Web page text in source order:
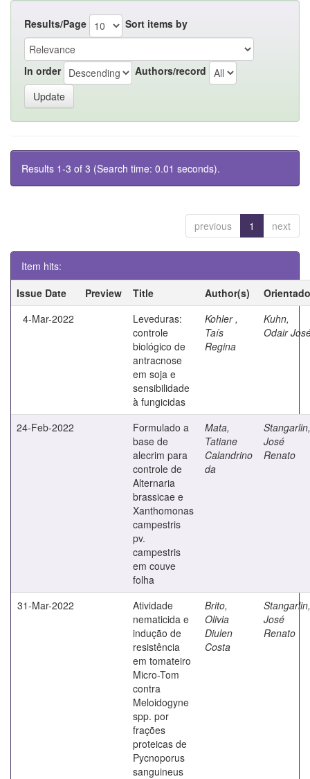
Results/Page Sort items by
In order Authors/record
Results 1-3 of 3 (Search time: 0.01 seconds).
previous 1 next
Item hits:
Issue Date
Preview Title Author(s)
4-Mar-2022
Leveduras:
controle
biológico de
antracnose
em soja e
sensibilidade
à fungicidas
Kohler ,
Taís
Regina
Kuhn,
Odair
24-Feb-2022
Formulado a
base de
alecrim para
controle de
Alternaria
brassicae e
Xanthomonas
campestris
pv.
campestris
em couve
folha
Mata,
Tatiane
Calandrino
da
Stangarlin,
José
Renato
31-Mar-2022
Atividade
nematicida e
indução de
resistência
em tomateiro
Micro-Tom
contra
Meloidogyne
spp. por
frações
proteicas de
Pycnoporus
sanguineus
Brito,
Olivia
Diulen
Costa
Stangarlin,
José
Renato